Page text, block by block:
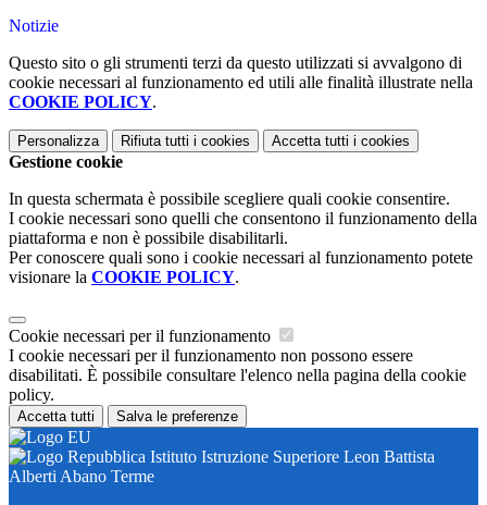
Notizie
Questo sito o gli strumenti terzi da questo utilizzati si avvalgono di
cookie necessari al funzionamento ed utili alle finalità illustrate nella
COOKIE POLICY.
Personalizza Rifiuta tutti i cookies Accetta tutti i cookies
Gestione cookie
In questa schermata è possibile scegliere quali cookie consentire.
I cookie necessari sono quelli che consentono il funzionamento della
piattaforma e non è possibile disabilitarli.
Per conoscere quali sono i cookie necessari al funzionamento potete
visionare la COOKIE POLICY.
Cookie necessari per il funzionamento
I cookie necessari per il funzionamento non possono essere
disabilitati. È possibile consultare l'elenco nella pagina della cookie
policy.
Accetta tutti Salva le preferenze
Istituto Istruzione Superiore Leon Battista
Alberti Abano Terme